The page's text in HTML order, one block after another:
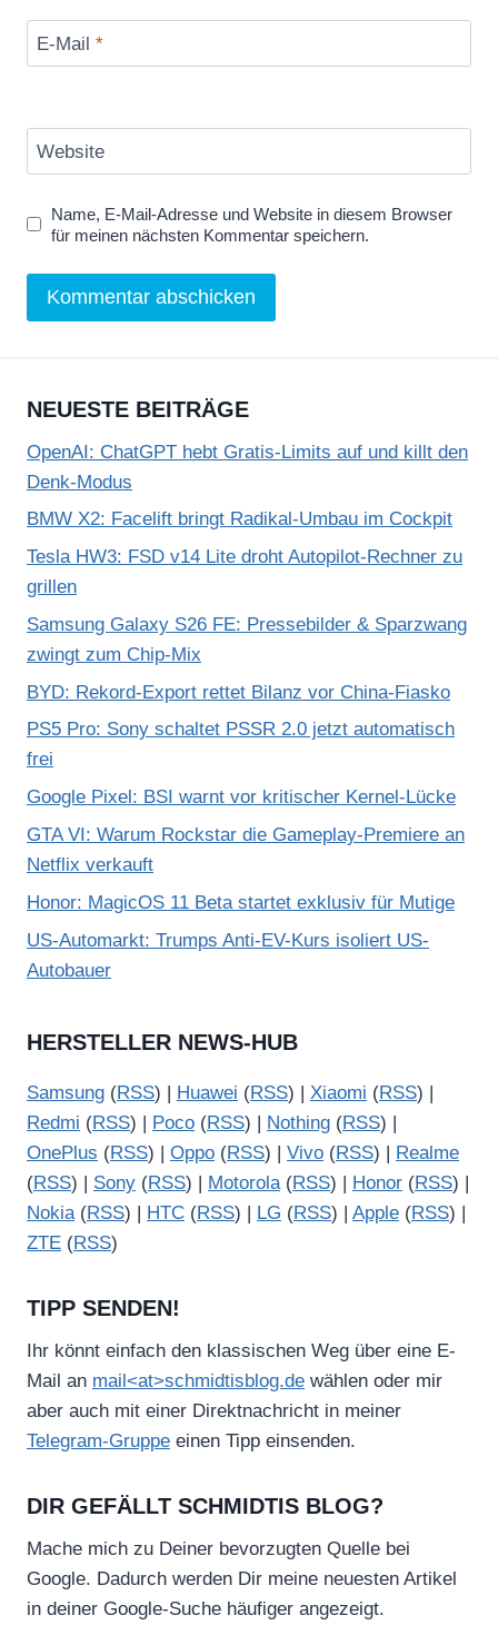
E-Mail *
Website
Name, E-Mail-Adresse und Website in diesem Browser
für meinen nächsten Kommentar speichern.
NEUESTE BEITRÄGE
OpenAI: ChatGPT hebt Gratis-Limits auf und killt den
Denk-Modus
BMW X2: Facelift bringt Radikal-Umbau im Cockpit
Tesla HW3: FSD v14 Lite droht Autopilot-Rechner zu
grillen
Samsung Galaxy S26 FE: Pressebilder & Sparzwang
zwingt zum Chip-Mix
BYD: Rekord-Export rettet Bilanz vor China-Fiasko
PS5 Pro: Sony schaltet PSSR 2.0 jetzt automatisch
frei
Google Pixel: BSI warnt vor kritischer Kernel-Lücke
GTA VI: Warum Rockstar die Gameplay-Premiere an
Netflix verkauft
Honor: MagicOS 11 Beta startet exklusiv für Mutige
US-Automarkt: Trumps Anti-EV-Kurs isoliert US-
Autobauer
HERSTELLER NEWS-HUB
Samsung (RSS) | Huawei (RSS) | Xiaomi (RSS) |
Redmi (RSS) | Poco (RSS) | Nothing (RSS) |
OnePlus (RSS) | Oppo (RSS) | Vivo (RSS) |
Realme
(RSS) | Sony (RSS) | Motorola(RSS) | Honor (RSS) |
Nokia(RSS) | HTC (RSS) | LG (RSS) | Apple (RSS) |
ZTE (RSS)
TIPP SENDEN!
Ihr könnt einfach den klassischen Weg über eine E-
Mail an mail<at>schmidtisblog.de wählen oder mir
aber auch mit einer Direktnachricht in meiner
Telegram-Gruppe einen Tipp einsenden.
DIR GEFÄLLT SCHMIDTIS BLOG?
Mache mich zu Deiner bevorzugten Quelle bei
Google. Dadurch werden Dir meine neuesten Artikel
in deiner Google-Suche häufiger angezeigt.